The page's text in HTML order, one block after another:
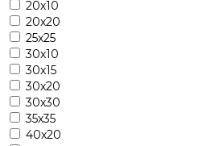
20х10
20х20
25х25
30х10
30х15
30х20
30х30
35х35
40х20